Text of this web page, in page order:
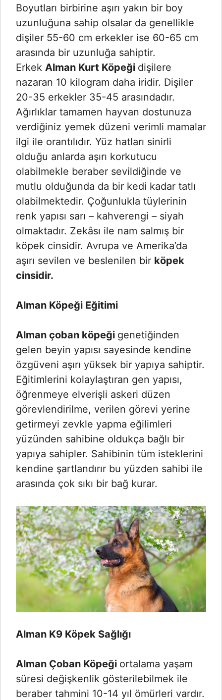
Boyutları birbirine aşırı yakın bir boy
uzunluğuna sahip olsalar da genellikle
dişiler 55-60 cm erkekler ise 60-65 cm
arasında bir uzunluğa sahiptir.
Erkek Alman Kurt Köpeği dişilere
nazaran 10 kilogram daha iridir. Dişiler
20-35 erkekler 35-45 arasındadır.
Ağırlıklar tamamen hayvan dostunuza
verdiğiniz yemek düzeni verimli mamalar
ilgi ile orantılıdır. Yüz hatları sinirli
olduğu anlarda aşırı korkutucu
olabilmekle beraber sevildiğinde ve
mutlu olduğunda da bir kedi kadar tatlı
olabilmektedir. Çoğunlukla tüylerinin
renk yapısı sarı – kahverengi – siyah
olmaktadır. Zekâsı ile nam salmış bir
köpek cinsidir. Avrupa ve Amerika’da
aşırı sevilen ve beslenilen bir köpek
cinsidir.
Alman Köpeği Eğitimi
Alman çoban köpeği genetiğinden
gelen beyin yapısı sayesinde kendine
özgüveni aşırı yüksek bir yapıya sahiptir.
Eğitimlerini kolaylaştıran gen yapısı,
öğrenmeye elverişli askeri düzen
görevlendirilme, verilen görevi yerine
getirmeyi zevkle yapma eğilimleri
yüzünden sahibine oldukça bağlı bir
yapıya sahipler. Sahibinin tüm isteklerini
kendine şartlandırır bu yüzden sahibi ile
arasında çok sıkı bir bağ kurar.
Alman K9 Köpek Sağlığı
Alman Çoban Köpeği ortalama yaşam
süresi değişkenlik gösterilebilmek ile
beraber tahmini 10-14 yıl ömürleri vardır.